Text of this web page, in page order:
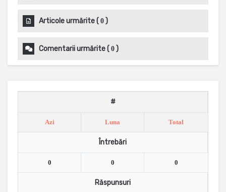
Articole urmărite( 0 )
Comentarii urmărite( 0 )
#
Azi Luna Total
Întrebări
0 0 0
Răspunsuri